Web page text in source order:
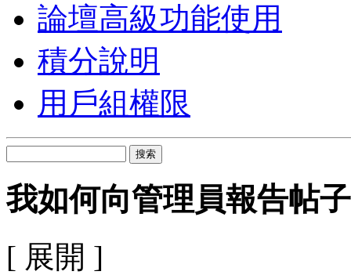
論壇高級功能使用
積分說明
用戶組權限
搜索
我如何向管理員報告帖子
[ 展開 ]